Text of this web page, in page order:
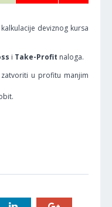
deviznog kursa
i Take-Profit naloga.
u profitu manjim